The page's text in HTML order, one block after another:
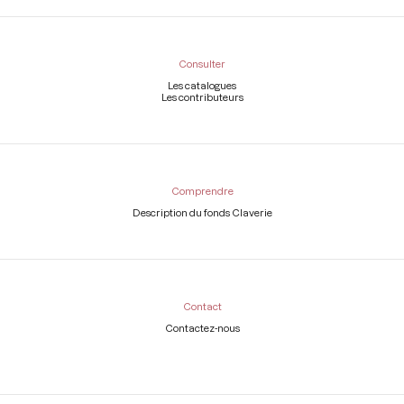
Consulter
Les catalogues
Les contributeurs
Comprendre
Description du fonds Claverie
Contact
Contactez-nous
Légal